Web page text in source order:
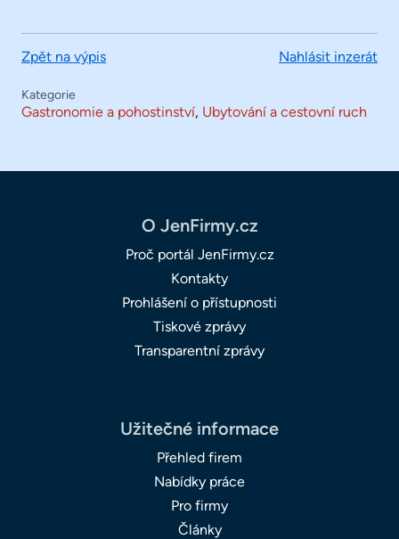
Zpět na výpis Nahlásit inzerát
Kategorie
Gastronomie a pohostinství, Ubytování a cestovní ruch
O JenFirmy.cz
Proč portál JenFirmy.cz
Kontakty
Prohlášení o přístupnosti
Tiskové zprávy
Transparentní zprávy
Užitečné informace
Přehled firem
Nabídky práce
Pro firmy
Články